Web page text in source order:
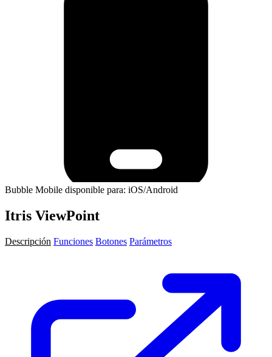
Bubble Mobile disponible para: iOS/Android
Itris ViewPoint
Descripción Funciones Botones Parámetros